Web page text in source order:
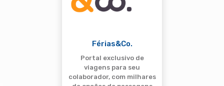
Férias&Co.
Portal exclusivo de
viagens para seu
colaborador, com milhares